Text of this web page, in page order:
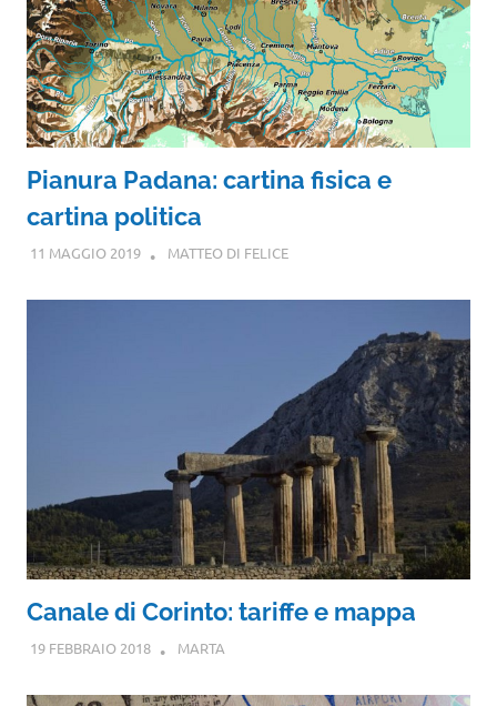
Pianura Padana: cartina fisica e
cartina politica
11 MAGGIO 2019 MATTEO DI FELICE
Canale di Corinto: tariffe e mappa
19 FEBBRAIO 2018 MARTA